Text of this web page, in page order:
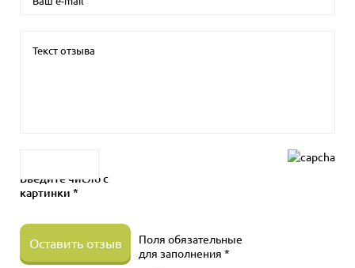
Введите число с
картинки *
Оставить отзыв
Поля обязательные
для заполнения *